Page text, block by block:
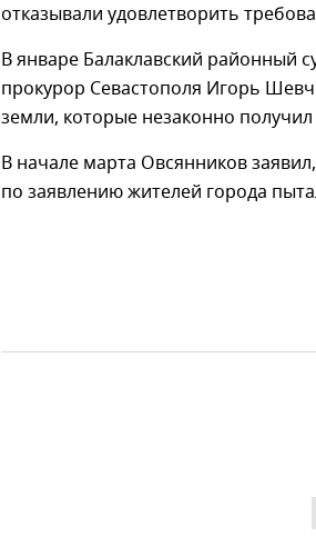
отказывали удовлетворить
В январе Балаклавский районный
прокурор Севастополя Игорь
земли, которые незаконно
В начале марта Овсянников
по заявлению жителей города